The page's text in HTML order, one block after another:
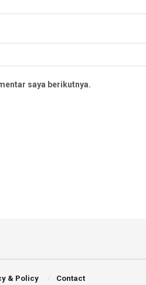
saya berikutnya.
& Policy Contact